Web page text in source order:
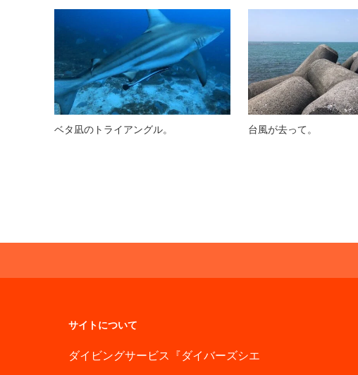
ベタ凪のトライアングル。 台風が去って。
サイトについて
ダイビングサービス『ダイバーズシエ